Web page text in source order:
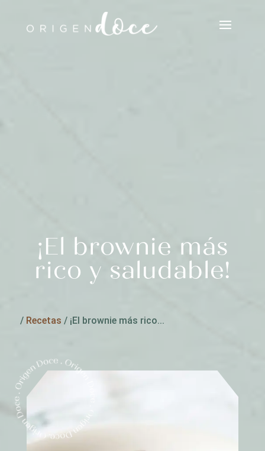
¡El brownie más
rico y saludable!
/ Recetas / ¡El brownie más rico...